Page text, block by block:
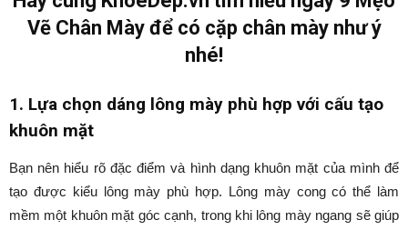
Vẽ Chân Mày để có cặp chân mày như ý
nhé!
1. Lựa chọn dáng lông mày phù hợp với cấu tạo
khuôn mặt
Bạn nên hiểu rõ đặc điểm và hình dạng khuôn mặt của mình để
tạo được kiểu lông mày phù hợp. Lông mày cong có thể làm
mềm một khuôn mặt góc cạnh, trong khi lông mày ngang sẽ giúp